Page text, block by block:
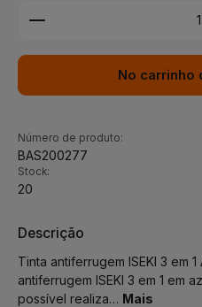
Quantidade do
No carrinho
Número de produto:
BAS200277
Stock:
20
Descrição
Tinta antiferrugem ISEKI 3 em
antiferrugem ISEKI 3 em 1 em
possível realiza… Mais